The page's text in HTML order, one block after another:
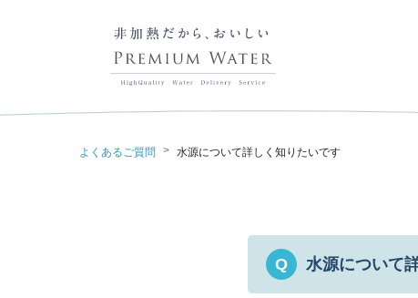
よくあるご質問 > 水源について詳しく知りたいです
Q 水源について